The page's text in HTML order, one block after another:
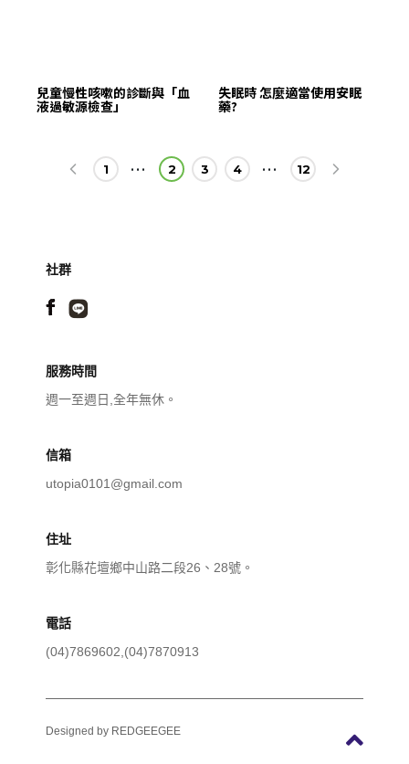
兒童慢性咳嗽的診斷與「血
液過敏源檢查」
失眠時 怎麼適當使用安眠
藥?
1 2 3 4 12
服務時間
週一至週日,全年無休。
信箱
utopia0101@gmail.com
住址
彰化縣花壇鄉中山路二段26、28號。
電話
(04)7869602,(04)7870913
社群
Designed by REDGEEGEE